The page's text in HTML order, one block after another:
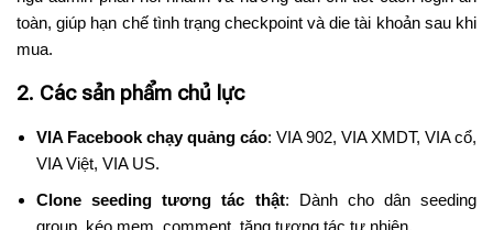
toàn, giúp hạn chế tình trạng checkpoint và die tài khoản sau khi
mua.
2. Các sản phẩm chủ lực
VIA Facebook chạy quảng cáo: VIA 902, VIA XMDT, VIA cổ,
VIA Việt, VIA US.
Clone seeding tương tác thật: Dành cho dân seeding
group, kéo mem, comment, tăng tương tác tự nhiên.